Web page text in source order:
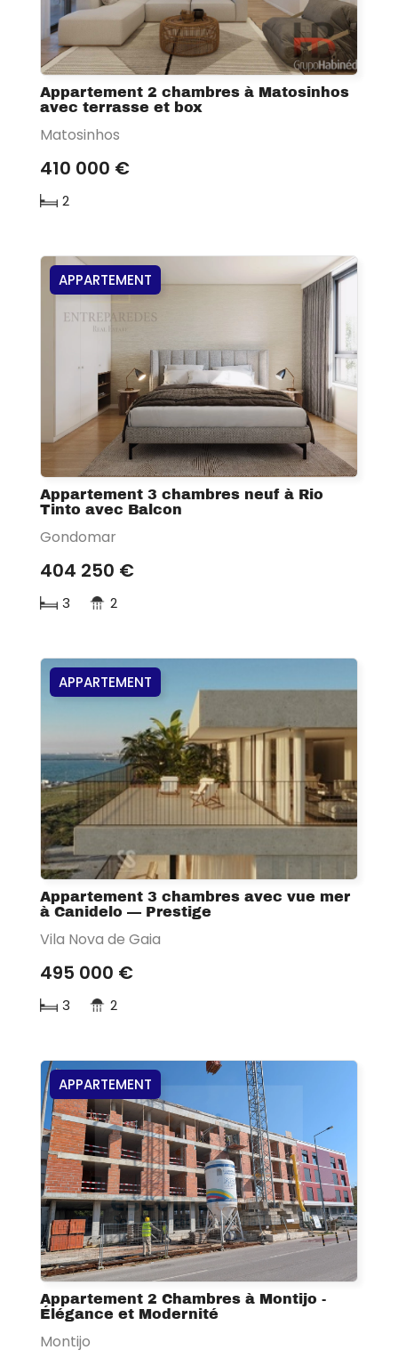
Appartement 2 chambres à Matosinhos
avec terrasse et box
Matosinhos
410 000 €
2
APPARTEMENT
Appartement 3 chambres neuf à Rio
Tinto avec Balcon
Gondomar
404 250 €
3 2
APPARTEMENT
Appartement 3 chambres avec vue mer
à Canidelo — Prestige
Vila Nova de Gaia
495 000 €
3 2
APPARTEMENT
Appartement 2 Chambres à Montijo -
Élégance et Modernité
Montijo